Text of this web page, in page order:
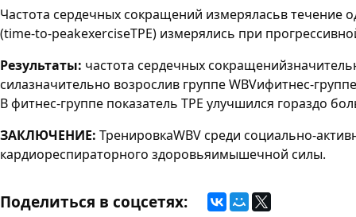
Частота сердечных сокращений измеряласьв течение
(time-to-peakexerciseTPE) измерялись при
Результаты: частота сердечных
силазначительно возрослив группе WBVифитнес-
В фитнес-группе показатель TPE улучшился гораздо
ЗАКЛЮЧЕНИЕ: ТренировкаWBV среди социально-
кардиореспираторного здоровьяимышечной силы.
Поделиться в соцсетях: